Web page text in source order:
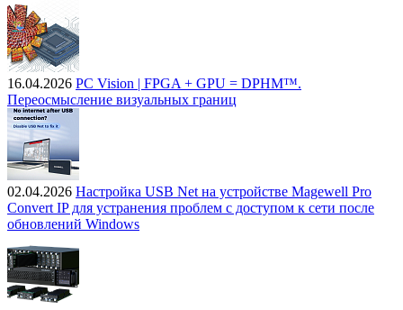
16.04.2026 PC Vision | FPGA + GPU = DPHM™.
Переосмысление визуальных границ
02.04.2026 Настройка USB Net на устройстве Magewell Pro
Convert IP для устранения проблем с доступом к сети после
обновлений Windows